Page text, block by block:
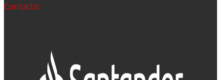
Contacto